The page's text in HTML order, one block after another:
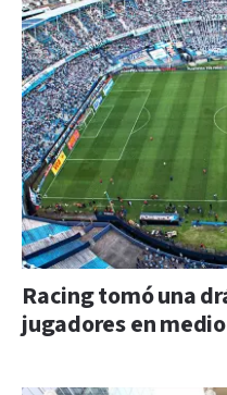
Racing tomó una
jugadores en